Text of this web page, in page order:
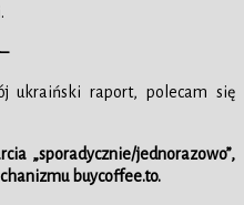
ukraiński raport, polecam się
„sporadycznie/jednorazowo”,
buycoffee.to.